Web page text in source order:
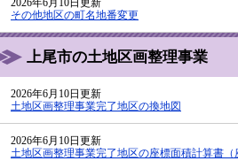
2026年6月10日更新
その他地区の町名地番変更
上尾市の土地区画整理事業
2026年6月10日更新
土地区画整理事業完了地区の換地図
2026年6月10日更新
土地区画整理事業完了地区の座標面積計算書（